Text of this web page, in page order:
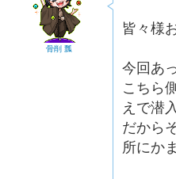
骨削 瓢
皆々様
今回あ
こちら
えで潜
だから
所にか